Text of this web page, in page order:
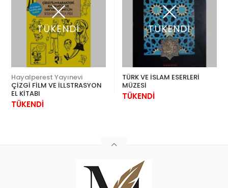
TÜKENDİ
Hayalperest Yayınevi
ÇİZGİ FİLM VE İLLSTRASYON
EL KİTABI
TÜKENDİ
TÜKENDİ
TÜRK VE İSLAM ESERLERİ
MÜZESİ
TÜKENDİ